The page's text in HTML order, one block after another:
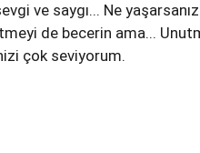
ve saygı... Ne
de becerin ama...
çok seviyorum.